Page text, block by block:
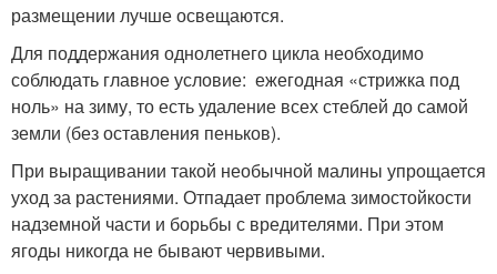
размещении лучше освещаются.
Для поддержания однолетнего цикла необходимо
соблюдать главное условие: ежегодная «стрижка под
ноль» на зиму, то есть удаление всех стеблей до самой
земли (без оставления пеньков).
При выращивании такой необычной малины упрощается
уход за растениями. Отпадает проблема зимостойкости
надземной части и борьбы с вредителями. При этом
ягоды никогда не бывают червивыми.